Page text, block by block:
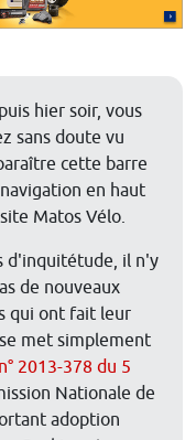
hier soir, vous
sans doute vu
cette barre
en haut
Matos Vélo.
d'inquitétude, il n'y
de nouveaux
qui ont fait leur
met simplement
2013-378 du 5
Nationale de
adoption